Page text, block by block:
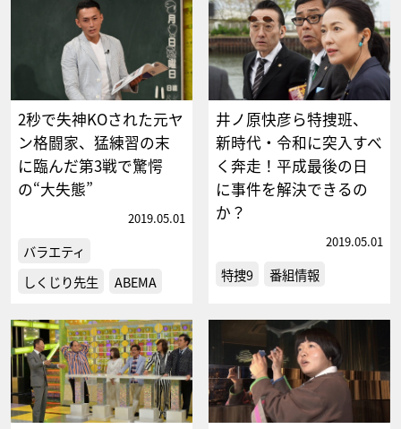
2秒で失神KOされた元ヤ
ン格闘家、猛練習の末
に臨んだ第3戦で驚愕
の“大失態”
2019.05.01
バラエティ
しくじり先生
ABEMA
井ノ原快彦ら特捜班、
新時代・令和に突入すべ
く奔走！平成最後の日
に事件を解決できるの
か？
2019.05.01
特捜9 番組情報